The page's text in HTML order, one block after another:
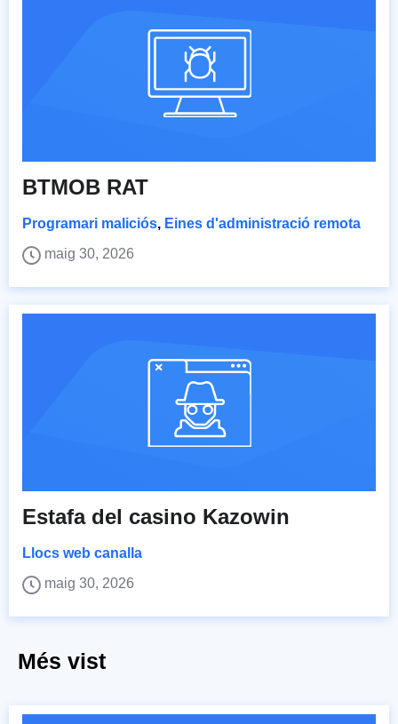
BTMOB RAT
Programari maliciós, Eines d'administració remota
maig 30, 2026
Estafa del casino Kazowin
Llocs web canalla
maig 30, 2026
Més vist